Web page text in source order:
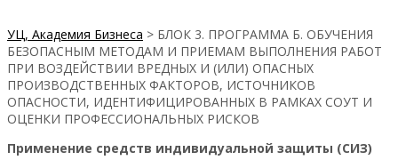
УЦ, Академия Бизнеса > БЛОК 3. ПРОГРАММА Б. ОБУЧЕНИЯ
БЕЗОПАСНЫМ МЕТОДАМ И ПРИЕМАМ ВЫПОЛНЕНИЯ РАБОТ
ПРИ ВОЗДЕЙСТВИИ ВРЕДНЫХ И (ИЛИ) ОПАСНЫХ
ПРОИЗВОДСТВЕННЫХ ФАКТОРОВ, ИСТОЧНИКОВ
ОПАСНОСТИ, ИДЕНТИФИЦИРОВАННЫХ В РАМКАХ СОУТ И
ОЦЕНКИ ПРОФЕССИОНАЛЬНЫХ РИСКОВ
Применение средств индивидуальной защиты (СИЗ)